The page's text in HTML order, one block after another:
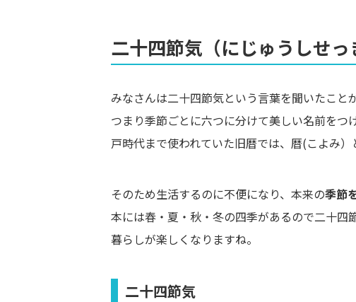
二十四節気（にじゅうしせっ
みなさんは二十四節気という言葉を聞いたこ
つまり季節ごとに六つに分けて美しい名前を
戸時代まで使われていた旧暦では、暦(こよみ）
そのため生活するのに不便になり、本来の季節
本には春・夏・秋・冬の四季があるので二十四
暮らしが楽しくなりますね。
二十四節気